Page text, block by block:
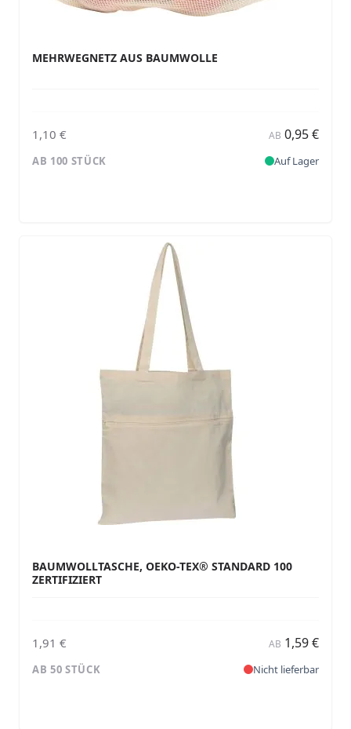
MEHRWEGNETZ AUS BAUMWOLLE
1,10 € AB 0,95 €
AB 100 STÜCK Auf Lager
BAUMWOLLTASCHE, OEKO-TEX® STANDARD 100
ZERTIFIZIERT
1,91 € AB 1,59 €
AB 50 STÜCK Nicht lieferbar